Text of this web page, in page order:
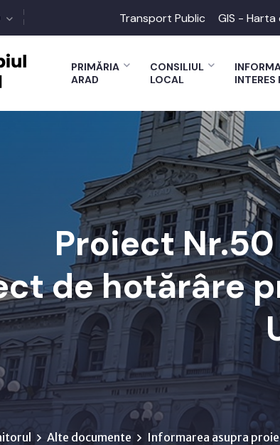
Transport Public GIS - Harta
PRIMĂRIA
ARAD
CONSILIUL
LOCAL
INTERES
Proiect
de hotărâre
Alte documente
Informarea asupra